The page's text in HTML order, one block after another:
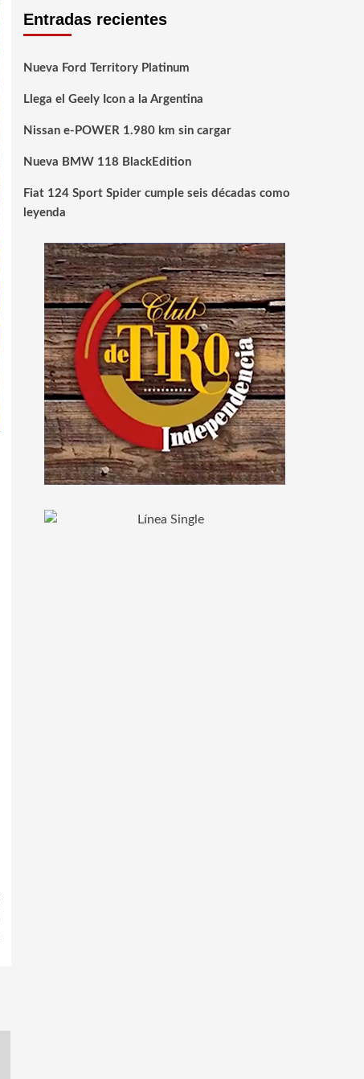
Entradas recientes
Nueva Ford Territory Platinum
Llega el Geely Icon a la Argentina
Nissan e-POWER 1.980 km sin cargar
Nueva BMW 118 BlackEdition
Fiat 124 Sport Spider cumple seis décadas como
leyenda